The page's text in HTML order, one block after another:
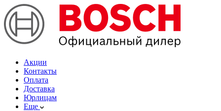
Акции
Контакты
Оплата
Доставка
Юрлицам
Еще